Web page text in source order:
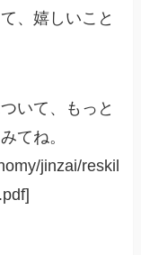
、嬉しいこと
いて、もっと
てね。
jinzai/reskil